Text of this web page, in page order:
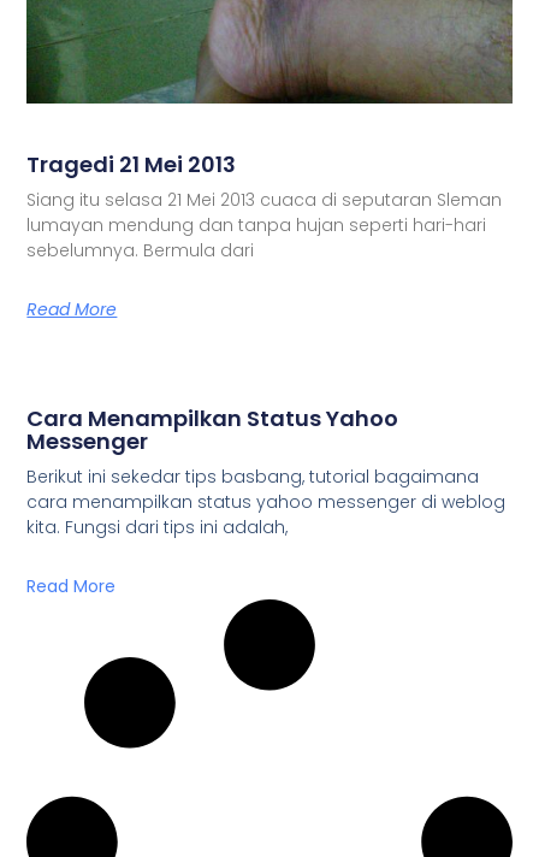
Tragedi 21 Mei 2013
Siang itu selasa 21 Mei 2013 cuaca di seputaran Sleman
lumayan mendung dan tanpa hujan seperti hari-hari
sebelumnya. Bermula dari
Read More
Cara Menampilkan Status Yahoo
Messenger
Berikut ini sekedar tips basbang, tutorial bagaimana
cara menampilkan status yahoo messenger di weblog
kita. Fungsi dari tips ini adalah,
Read More